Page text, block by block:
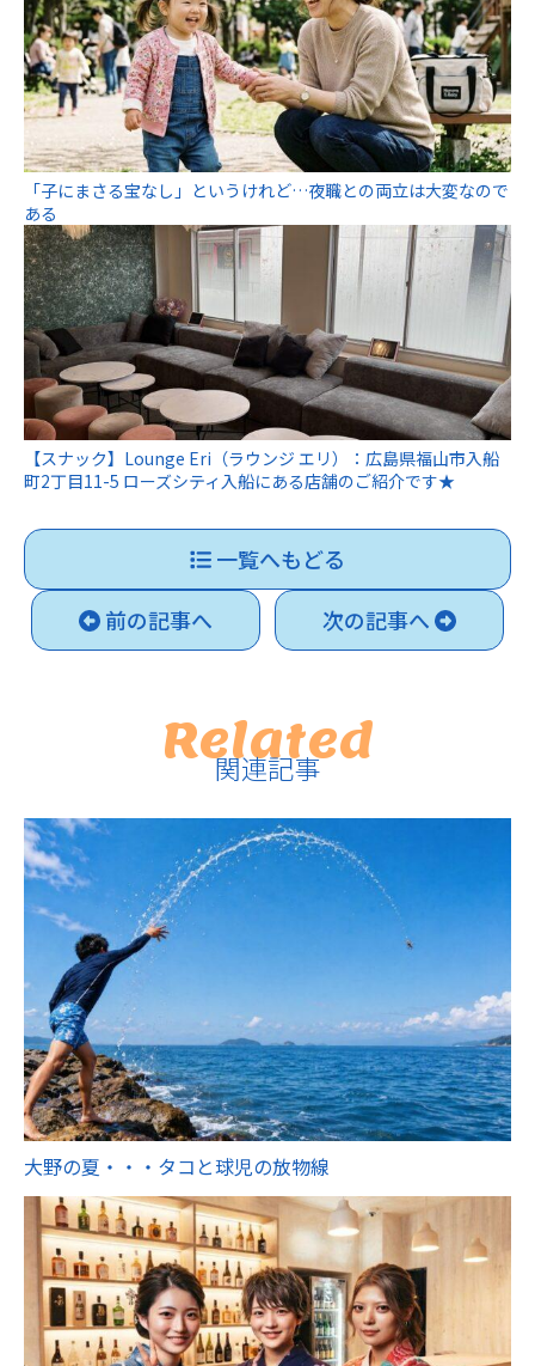
「子にまさる宝なし」というけれど…夜職との両立は大変なので
ある
【スナック】Lounge Eri（ラウンジ エリ）：広島県福山市入船
町2丁目11-5 ローズシティ入船にある店舗のご紹介です★
一覧へもどる
前の記事へ
次の記事へ
Related
関連記事
大野の夏・・・タコと球児の放物線